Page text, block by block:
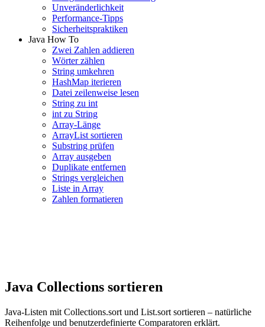
Unveränderlichkeit
Performance-Tipps
Sicherheitspraktiken
Java How To
Zwei Zahlen addieren
Wörter zählen
String umkehren
HashMap iterieren
Datei zeilenweise lesen
String zu int
int zu String
Array-Länge
ArrayList sortieren
Substring prüfen
Array ausgeben
Duplikate entfernen
Strings vergleichen
Liste in Array
Zahlen formatieren
Java Collections sortieren
Java-Listen mit Collections.sort und List.sort sortieren – natürliche
Reihenfolge und benutzerdefinierte Comparatoren erklärt.